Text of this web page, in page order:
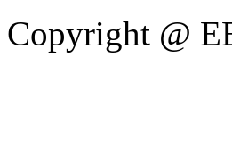
Copyright @